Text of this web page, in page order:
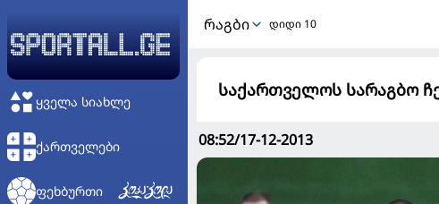
ᲧᲕᲔᲚᲐ ᲡᲘᲐᲮᲚᲔ
ᲥᲐᲠᲗᲕᲔᲚᲔᲑᲘ
ᲤᲔᲮᲑᲣᲠᲗᲘ
ᲠᲐᲒᲑᲘ დიდი 10
საქართველოს სარაგბო
08:52/17-12-2013